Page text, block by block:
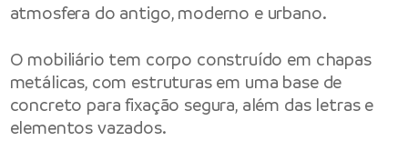
atmosfera do antigo, moderno e urbano.
O mobiliário tem corpo construído em chapas
metálicas, com estruturas em uma base de
concreto para fixação segura, além das letras e
elementos vazados.